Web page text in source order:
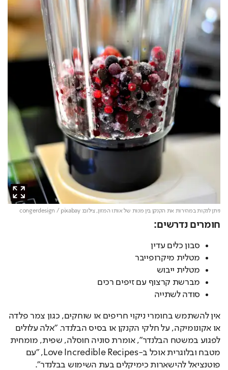
ניתן לנקות במהירות את הקנקן בין מנות של אותו המזון,צילום: congerdesign / pixabay
חומרים נדרשים:
סבון כלים עדין
מטלית מיקרופייבר
מטלית ייבוש
מברשת קרצוף עם זיפים רכים
סודה לשתייה
פוטנציאל להישארות כימיקלים בעת השימוש בבלנדר".